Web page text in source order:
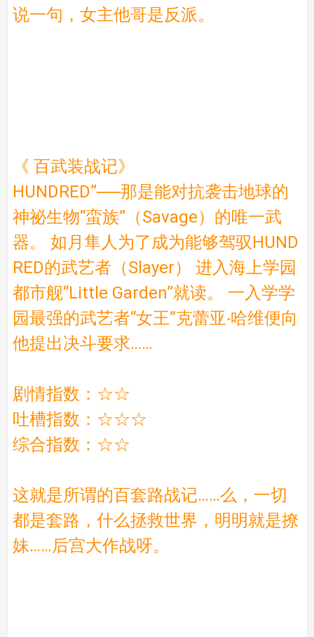
说一句，女主他哥是反派。
《 百武装战记》
HUNDRED”──那是能对抗袭击地球的
神祕生物“蛮族”（Savage）的唯一武
器。 如月隼人为了成为能够驾驭HUND
RED的武艺者（Slayer） 进入海上学园
都市舰“Little Garden”就读。 一入学学
园最强的武艺者“女王”克蕾亚‧哈维便向
他提出决斗要求……
剧情指数：☆☆
吐槽指数：☆☆☆
综合指数：☆☆
这就是所谓的百套路战记……么，一切
都是套路，什么拯救世界，明明就是撩
妹……后宫大作战呀。